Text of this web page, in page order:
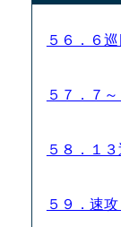
５６．６
５７．７
５８．１
５９．速